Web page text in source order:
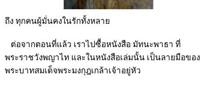
ถึง ทุกคนผู้มั่นคงในรักทั้งหลาย
ต่อจากตอนที่แล้ว เราไปซื้อหนังสือ มัทนะพาธา ที่
พระราชวังพญาไท และในหนังสือเล่มนั้น เป็นลายมือของ
พระบาทสมเด็จพระมงกุฎเกล้าเจ้าอยู่หัว